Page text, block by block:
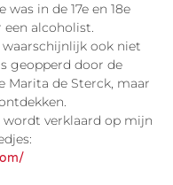
in de 17e en 18e
een alcoholist.
ook niet
geopperd door de
Marita de Sterck, maar
wordt verklaard op mijn